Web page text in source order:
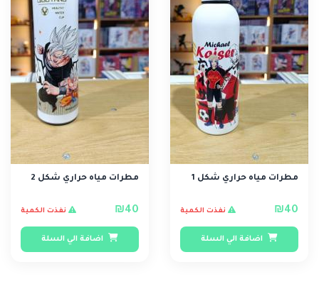
مطرات مياه حراري شكل 1
₪40 نفذت الكمية
اضافة الي السلة
مطرات مياه حراري شكل 2
₪40 نفذت الكمية
اضافة الي السلة